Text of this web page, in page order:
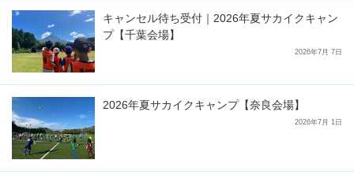
キャンセル待ち受付｜2026年夏サカイクキャン
プ【千葉会場】
2026年7月 7日
2026年夏サカイクキャンプ【奈良会場】
2026年7月 1日